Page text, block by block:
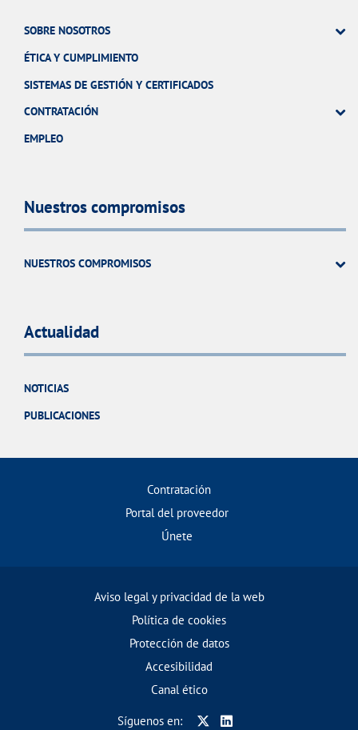
SOBRE NOSOTROS
ÉTICA Y CUMPLIMIENTO
SISTEMAS DE GESTIÓN Y CERTIFICADOS
CONTRATACIÓN
EMPLEO
Nuestros compromisos
NUESTROS COMPROMISOS
Actualidad
NOTICIAS
PUBLICACIONES
Contratación
Portal del proveedor
Únete
Aviso legal y privacidad de la web
Política de cookies
Protección de datos
Accesibilidad
Canal ético
Síguenos en: